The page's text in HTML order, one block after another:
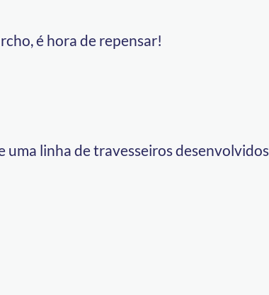
é hora de repensar!
linha de travesseiros